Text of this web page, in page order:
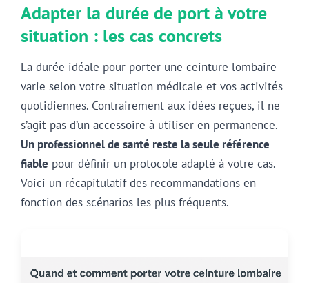
Adapter la durée de port à votre
situation : les cas concrets
La durée idéale pour porter une ceinture lombaire
varie selon votre situation médicale et vos activités
quotidiennes. Contrairement aux idées reçues, il ne
s’agit pas d’un accessoire à utiliser en permanence.
Un professionnel de santé reste la seule référence
fiable pour définir un protocole adapté à votre cas.
Voici un récapitulatif des recommandations en
fonction des scénarios les plus fréquents.